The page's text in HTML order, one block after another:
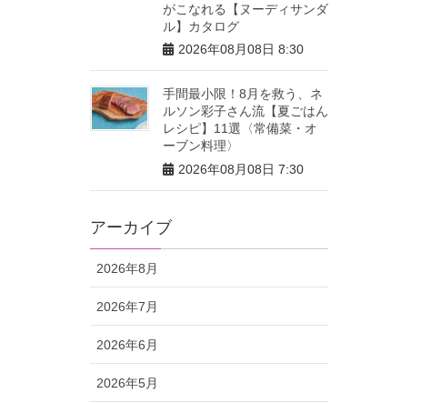
がこなれる【ヌーディサンダ
ル】カタログ
2026年08月08日 8:30
手間最小限！8月を救う、ネ
ルソン彩子さん流【夏ごはん
レシピ】11選〈常備菜・オ
ーブン料理〉
2026年08月08日 7:30
アーカイブ
2026年8月
2026年7月
2026年6月
2026年5月